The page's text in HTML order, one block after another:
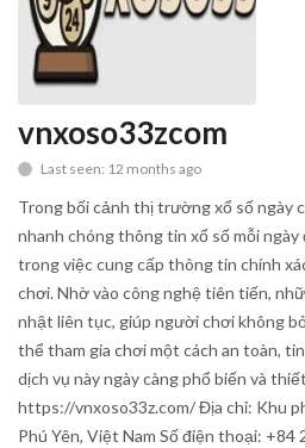
Videos
Lifestyle
Gallery
Blog
Trending
Fashion
vnxoso33zcom
Last seen: 12 months ago
Trong bối cảnh thị trường xổ số ngày
nhanh chóng thông tin xổ số mỗi
trong việc cung cấp thông tin chính
chơi. Nhờ vào công nghệ tiên tiến,
nhật liên tục, giúp người chơi không
thể tham gia chơi một cách an toàn,
dịch vụ này ngày càng phổ biến và
https://vnxoso33z.com/ Địa chỉ: Khu
Phú Yên, Việt Nam Số điện thoại: +84